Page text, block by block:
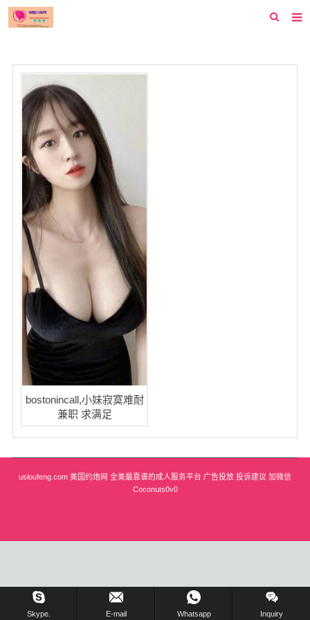
纽约
洛杉矶
波士顿
芝加哥
旧金山
西雅图
新泽西
华盛顿
圣荷西
San Diego
波特兰
迈阿密
佛罗里达州
乔治亚州
bostonincall,小妹寂寞难耐
兼职 求满足
usloufeng.com 美国约炮网 全美最靠谱的成人服务平台 广告投放 投诉建议 加微信
Coconuts0v0
Skype. E-mail Whatsapp Inquiry
在线留言 !